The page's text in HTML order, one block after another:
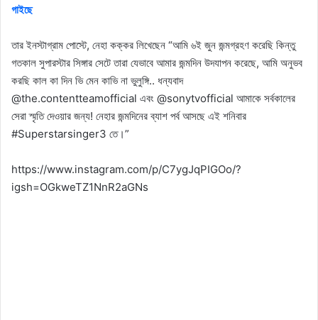
গাইছে
তার ইনস্টাগ্রাম পোস্টে, নেহা কক্কর লিখেছেন “আমি ৬ই জুন জন্মগ্রহণ করেছি কিন্তু
গতকাল সুপারস্টার সিঙ্গার সেটে তারা যেভাবে আমার জন্মদিন উদযাপন করেছে, আমি অনুভব
করছি কাল কা দিন ভি মেন কাভি না ভুলুঙ্গি.. ধন্যবাদ
@the.contentteamofficial এবং @sonytvofficial আমাকে সর্বকালের
সেরা স্মৃতি দেওয়ার জন্য! নেহার জন্মদিনের ব্যাশ পর্ব আসছে এই শনিবার
#Superstarsinger3 তে।”
https://www.instagram.com/p/C7ygJqPIGOo/?
igsh=OGkweTZ1NnR2aGNs